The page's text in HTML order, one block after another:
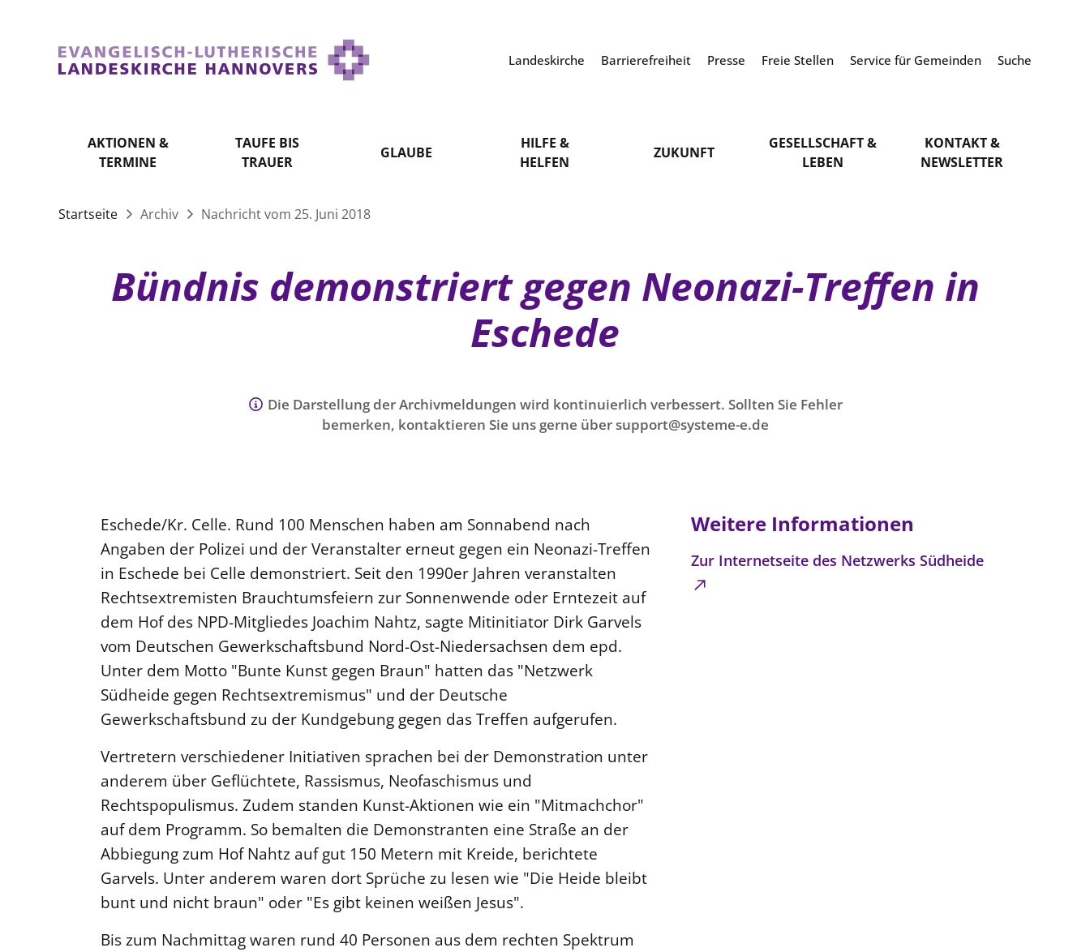
Landeskirche Barrierefreiheit Presse Freie Stellen Service für Gemeinden Suche
AKTIONEN &
TERMINE
TAUFE BIS
TRAUER
GLAUBE
HILFE &
HELFEN
ZUKUNFT
GESELLSCHAFT &
LEBEN
KONTAKT &
NEWSLETTER
Startseite Archiv Nachricht vom 25. Juni 2018
Bündnis demonstriert gegen Neonazi-Treffen in
Eschede
Die Darstellung der Archivmeldungen wird kontinuierlich verbessert. Sollten Sie Fehler
bemerken, kontaktieren Sie uns gerne über support@systeme-e.de
Eschede/Kr. Celle. Rund 100 Menschen haben am Sonnabend nach
Angaben der Polizei und der Veranstalter erneut gegen ein Neonazi-Treffen
in Eschede bei Celle demonstriert. Seit den 1990er Jahren veranstalten
Rechtsextremisten Brauchtumsfeiern zur Sonnenwende oder Erntezeit auf
dem Hof des NPD-Mitgliedes Joachim Nahtz, sagte Mitinitiator Dirk Garvels
vom Deutschen Gewerkschaftsbund Nord-Ost-Niedersachsen dem epd.
Unter dem Motto "Bunte Kunst gegen Braun" hatten das "Netzwerk
Südheide gegen Rechtsextremismus" und der Deutsche
Gewerkschaftsbund zu der Kundgebung gegen das Treffen aufgerufen.
Vertretern verschiedener Initiativen sprachen bei der Demonstration unter
anderem über Geflüchtete, Rassismus, Neofaschismus und
Rechtspopulismus. Zudem standen Kunst-Aktionen wie ein "Mitmachchor"
auf dem Programm. So bemalten die Demonstranten eine Straße an der
Abbiegung zum Hof Nahtz auf gut 150 Metern mit Kreide, berichtete
Garvels. Unter anderem waren dort Sprüche zu lesen wie "Die Heide bleibt
bunt und nicht braun" oder "Es gibt keinen weißen Jesus".
Bis zum Nachmittag waren rund 40 Personen aus dem rechten Spektrum
Weitere Informationen
Zur Internetseite des Netzwerks Südheide